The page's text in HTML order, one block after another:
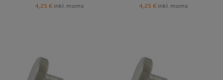
4,25 € inkl. moms
4,25 € inkl. moms